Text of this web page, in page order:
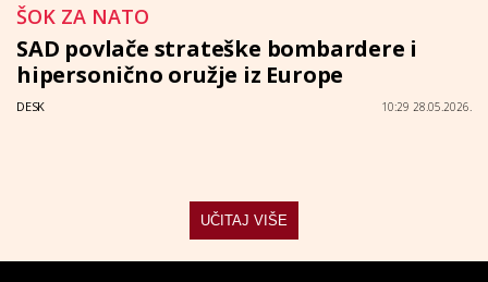
ŠOK ZA NATO
SAD povlače strateške bombardere i
hipersonično oružje iz Europe
DESK 10:29 28.05.2026.
UČITAJ VIŠE